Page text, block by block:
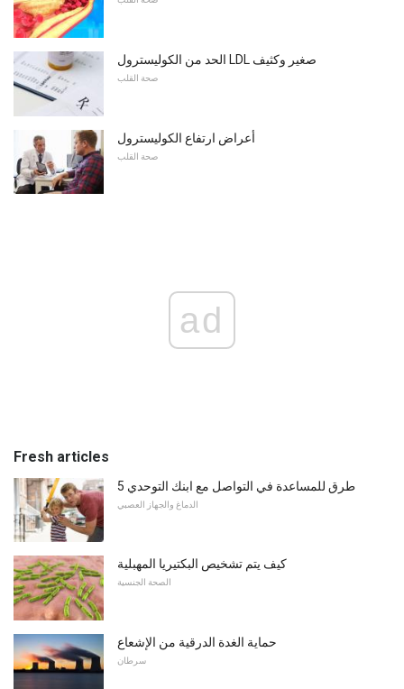
الحد من الكوليسترول LDL صغير وكثيف
صحة القلب
أعراض ارتفاع الكوليسترول
صحة القلب
ad
Fresh articles
5 طرق للمساعدة في التواصل مع ابنك التوحدي
الدماغ والجهاز العصبي
كيف يتم تشخيص البكتيريا المهبلية
الصحة الجنسية
حماية الغدة الدرقية من الإشعاع
سرطان